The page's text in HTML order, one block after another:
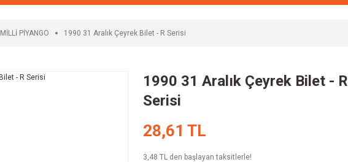
MİLLİ PİYANGO 1990 31 Aralık Çeyrek Bilet - R Serisi
1990 31 Aralık Çeyrek Bilet - R
Serisi
28,61 TL
3,48 TL den başlayan taksitlerle!